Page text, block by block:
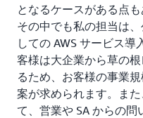
となるケースがある点も
その中でも私の担当は
しての AWS サービス
客様は大企業から草の
るため、お客様の事業
案が求められます。ま
て、営業や SA からの